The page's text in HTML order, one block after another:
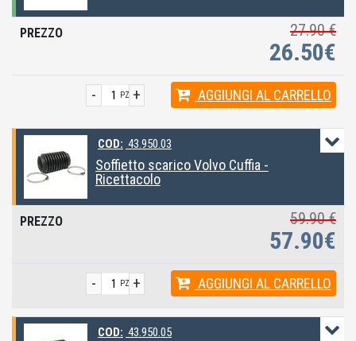
27.90 €
26.50€
+
- PZ AGGIUNGI AL CARRELLO
COD: 43.950.03
Soffietto scarico Volvo Cuffia -
Ricettacolo
59.90 €
57.90€
+
- PZ AGGIUNGI AL CARRELLO
COD: 43.950.05